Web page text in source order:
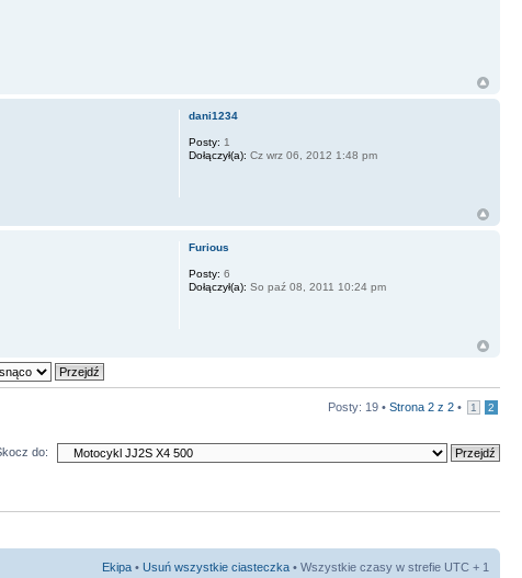
dani1234
Posty: 1
Dołączył(a): Cz wrz 06, 2012 1:48 pm
Furious
Posty: 6
Dołączył(a): So paź 08, 2011 10:24 pm
Posty: 19 • Strona 2 z 2 • 1 2
do:
Ekipa • Usuń wszystkie ciasteczka • Wszystkie czasy w strefie UTC + 1